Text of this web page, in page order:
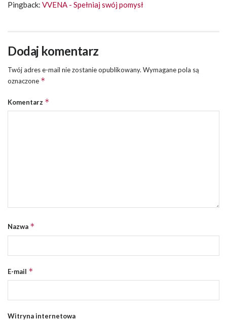
Pingback: VVENA - Spełniaj swój pomysł
Dodaj komentarz
Twój adres e-mail nie zostanie opublikowany. Wymagane pola są
oznaczone *
Komentarz *
Nazwa *
E-mail *
Witryna internetowa